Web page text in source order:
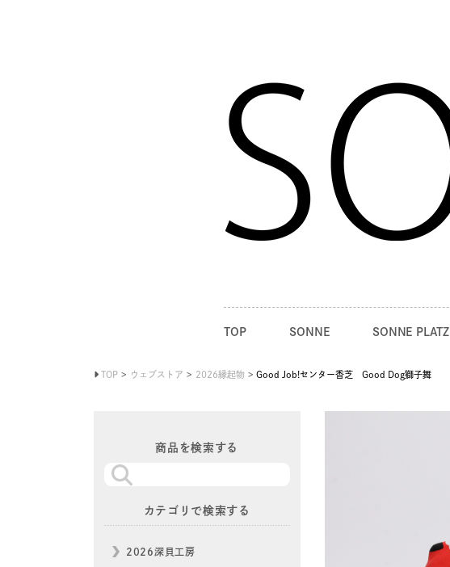
TOP SONNE SONNE PLATZ
TOP ウェブストア 2026縁起物 Good Job!センター香芝 Good Dog獅子舞
商品を検索する
カテゴリで検索する
2026深貝工房